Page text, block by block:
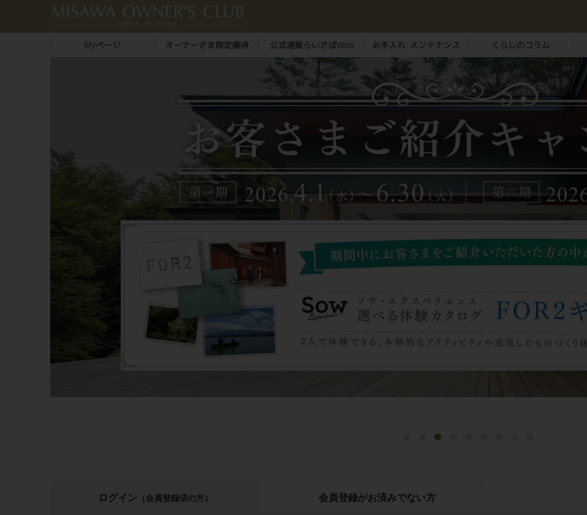
Myページ オーナーさま限定優待 公式通販らいさぽWeb お手入れ･メンテナンス くらしのコラム
ログイン （会員登録済の方） 会員登録がお済みでない方